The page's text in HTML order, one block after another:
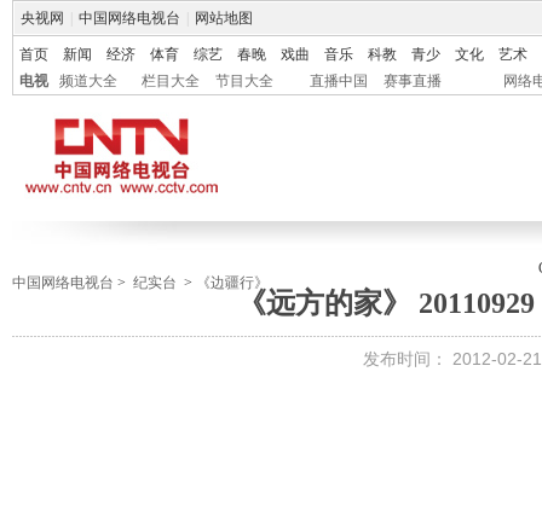
央视网 中国网络电视台 网站地图
首页 新闻 经济 体育 综艺 春晚 戏曲 音乐 科教 青少 文化
艺术
电视
频道大全 栏目大全 节目大全 直播中国 赛事直播 网络
中国网络电视台 > 纪实台 > 《边疆行》
《远方的家》
发布时间： 2012-02-